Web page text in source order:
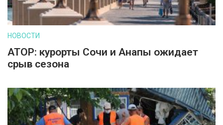
НОВОСТИ
АТОР: курорты Сочи и Анапы ожидает
срыв сезона